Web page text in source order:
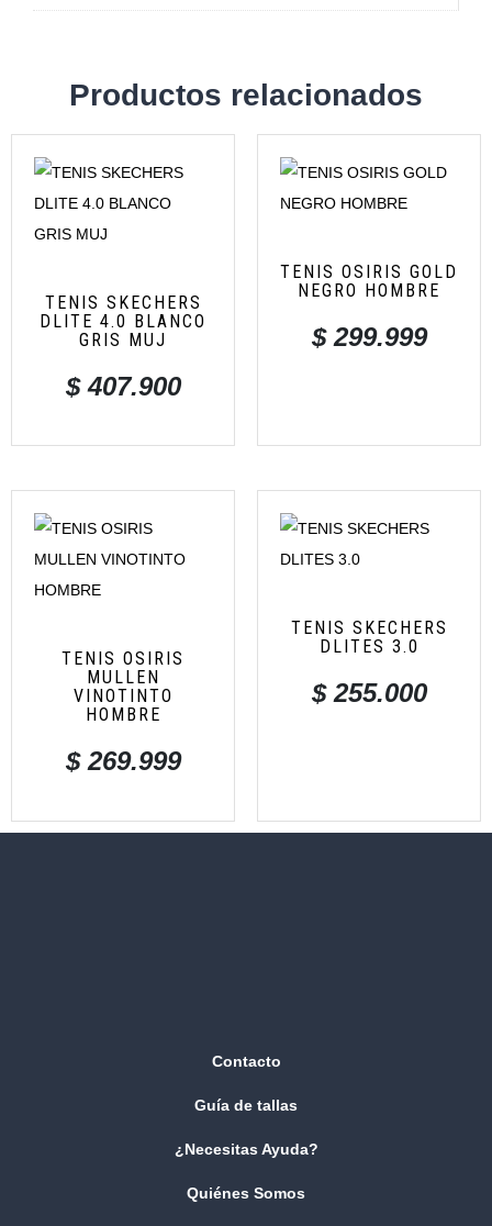
Productos relacionados
TENIS SKECHERS
DLITE 4.0 BLANCO
GRIS MUJ
$407.900
TENIS OSIRIS GOLD
NEGRO HOMBRE
$299.999
TENIS OSIRIS
MULLEN
VINOTINTO
HOMBRE
$269.999
TENIS SKECHERS
DLITES 3.0
$255.000
Contacto
Guía de tallas
¿Necesitas Ayuda?
Quiénes Somos